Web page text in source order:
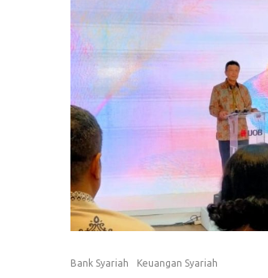
Bank Syariah Keuangan Syariah